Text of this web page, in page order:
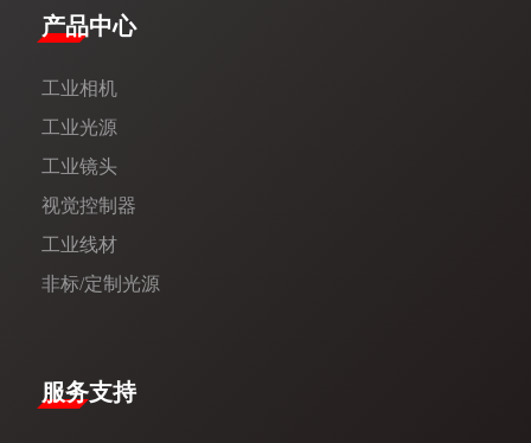
产品中心
工业相机
工业光源
工业镜头
视觉控制器
工业线材
非标/定制光源
服务支持